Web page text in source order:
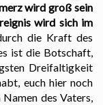
wird groß sein
wird sich im
die Kraft des
ist die Botschaft,
Dreifaltigkeit
euch hier noch
des Vaters,